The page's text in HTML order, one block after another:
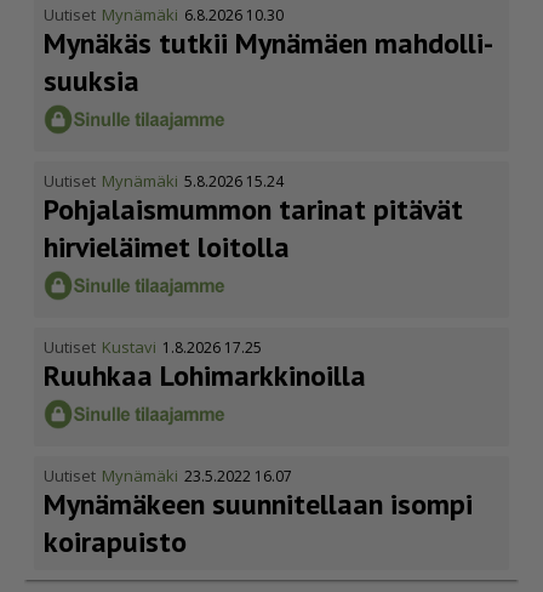
Uutiset Mynämäki 6.8.2026 10.30
Mynäkäs tutkii Mynämäen mahdol­li­
suuksia
Uutiset Mynämäki 5.8.2026 15.24
Pohja­lais­mummon tarinat pitävät
hirvieläimet loitolla
Uutiset Kustavi 1.8.2026 17.25
Ruuhkaa Lohimark­ki­noilla
Uutiset Mynämäki 23.5.2022 16.07
Mynämäkeen suunnitellaan isompi
koirapuisto